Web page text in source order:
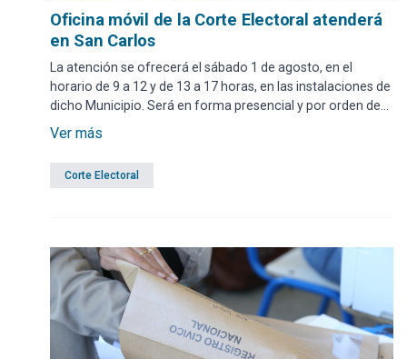
Oficina móvil de la Corte Electoral atenderá
en San Carlos
La atención se ofrecerá el sábado 1 de agosto, en el
horario de 9 a 12 y de 13 a 17 horas, en las instalaciones de
dicho Municipio. Será en forma presencial y por orden de
llegada.
Ver más
Corte Electoral